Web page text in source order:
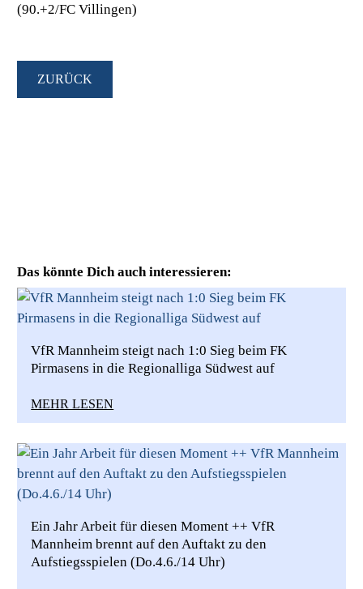
(90.+2/FC Villingen)
ZURÜCK
Das könnte Dich auch interessieren:
VfR Mannheim steigt nach 1:0 Sieg beim FK
Pirmasens in die Regionalliga Südwest auf
MEHR LESEN
Ein Jahr Arbeit für diesen Moment ++ VfR
Mannheim brennt auf den Auftakt zu den
Aufstiegsspielen (Do.4.6./14 Uhr)